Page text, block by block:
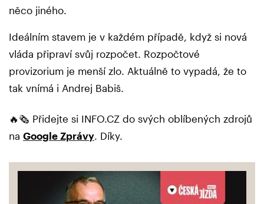
něco jiného.
Ideálním stavem je v každém případě, když si nová
vláda připraví svůj rozpočet. Rozpočtové
provizorium je menší zlo. Aktuálně to vypadá, že to
tak vnímá i Andrej Babiš.
🔥🗞️ Přidejte si INFO.CZ do svých oblíbených zdrojů
na Google Zprávy. Díky.